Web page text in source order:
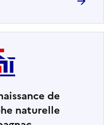
de
naturelle